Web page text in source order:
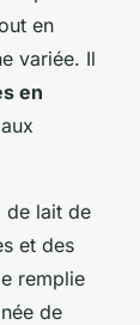
en
variée. Il
en
de lait de
et des
remplie
de